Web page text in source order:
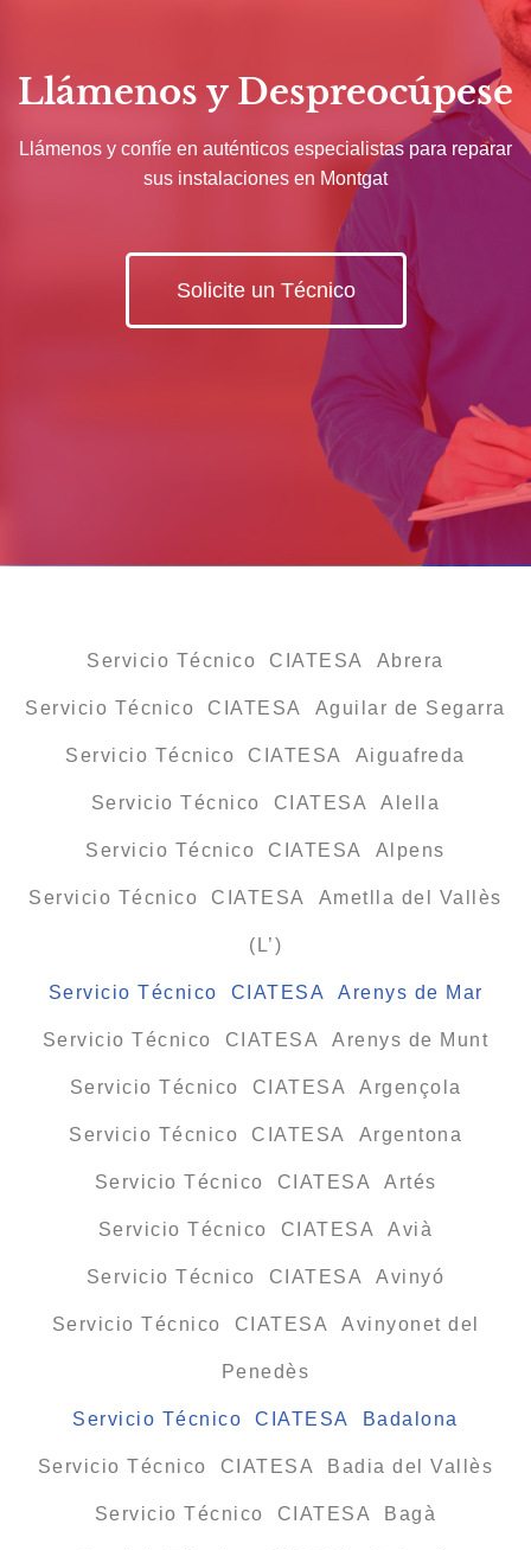
Llámenos y Despreocúpese
Llámenos y confíe en auténticos especialistas para reparar
sus instalaciones en Montgat
Solicite un Técnico
Servicio Técnico CIATESA Abrera
Servicio Técnico CIATESA Aguilar de Segarra
Servicio Técnico CIATESA Aiguafreda
Servicio Técnico CIATESA Alella
Servicio Técnico CIATESA Alpens
Servicio Técnico CIATESA Ametlla del Vallès
(L’)
Servicio Técnico CIATESA Arenys de Mar
Servicio Técnico CIATESA Arenys de Munt
Servicio Técnico CIATESA Argençola
Servicio Técnico CIATESA Argentona
Servicio Técnico CIATESA Artés
Servicio Técnico CIATESA Avià
Servicio Técnico CIATESA Avinyó
Servicio Técnico CIATESA Avinyonet del
Penedès
Servicio Técnico CIATESA Badalona
Servicio Técnico CIATESA Badia del Vallès
Servicio Técnico CIATESA Bagà